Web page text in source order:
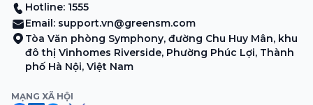
Hotline: 1555
Email: support.vn@greensm.com
Tòa Văn phòng Symphony, đường Chu Huy Mân, khu
đô thị Vinhomes Riverside, Phường Phúc Lợi, Thành
phố Hà Nội, Việt Nam
MẠNG XÃ HỘI